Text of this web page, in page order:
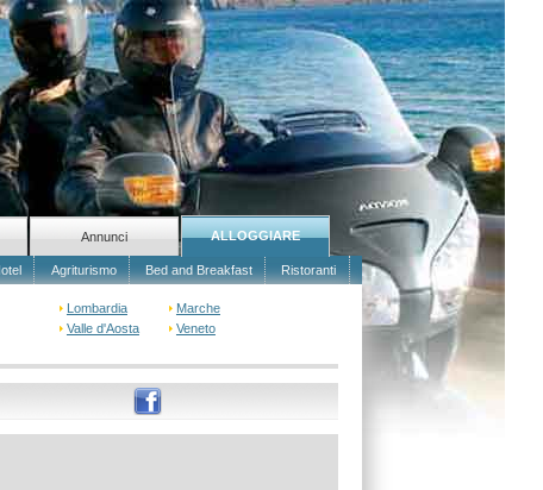
Annunci ALLOGGIARE
Agriturismo Bed and Breakfast
Ristoranti
Lombardia
Marche
Valle d'Aosta
Veneto